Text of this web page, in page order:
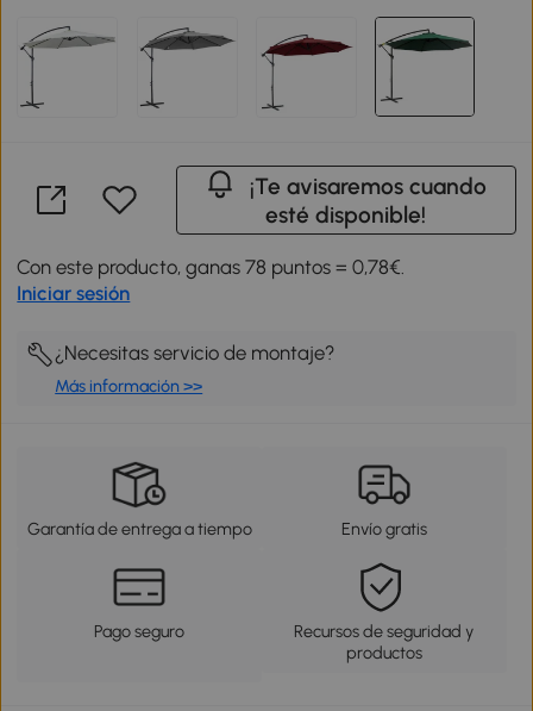
¡Te avisaremos cuando
esté disponible!
Con este producto, ganas 78 puntos = 0,78€.
Iniciar sesión
¿Necesitas servicio de montaje?
Más información >>
Garantía de entrega a tiempo Envío gratis
Pago seguro
Recursos de seguridad y
productos